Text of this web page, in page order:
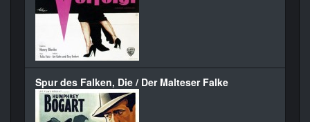
Spur des Falken, Die / Der Malteser Falke